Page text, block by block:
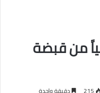
من قبضة